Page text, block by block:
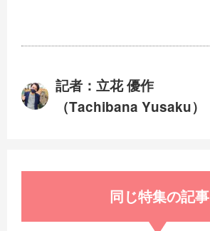
wi
er
n m
e
b
o
o
記者：立花 優作
（Tachibana Yusaku）
同じ特集の記事